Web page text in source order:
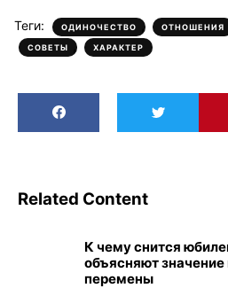
Теги: ОДИНОЧЕСТВО , ОТНОШЕНИЯ
СОВЕТЫ , ХАРАКТЕР
Related Content
К чему снится
объясняют
перемены